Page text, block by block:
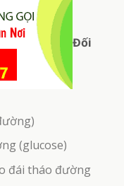
Đối
(glucose)
đái tháo đường